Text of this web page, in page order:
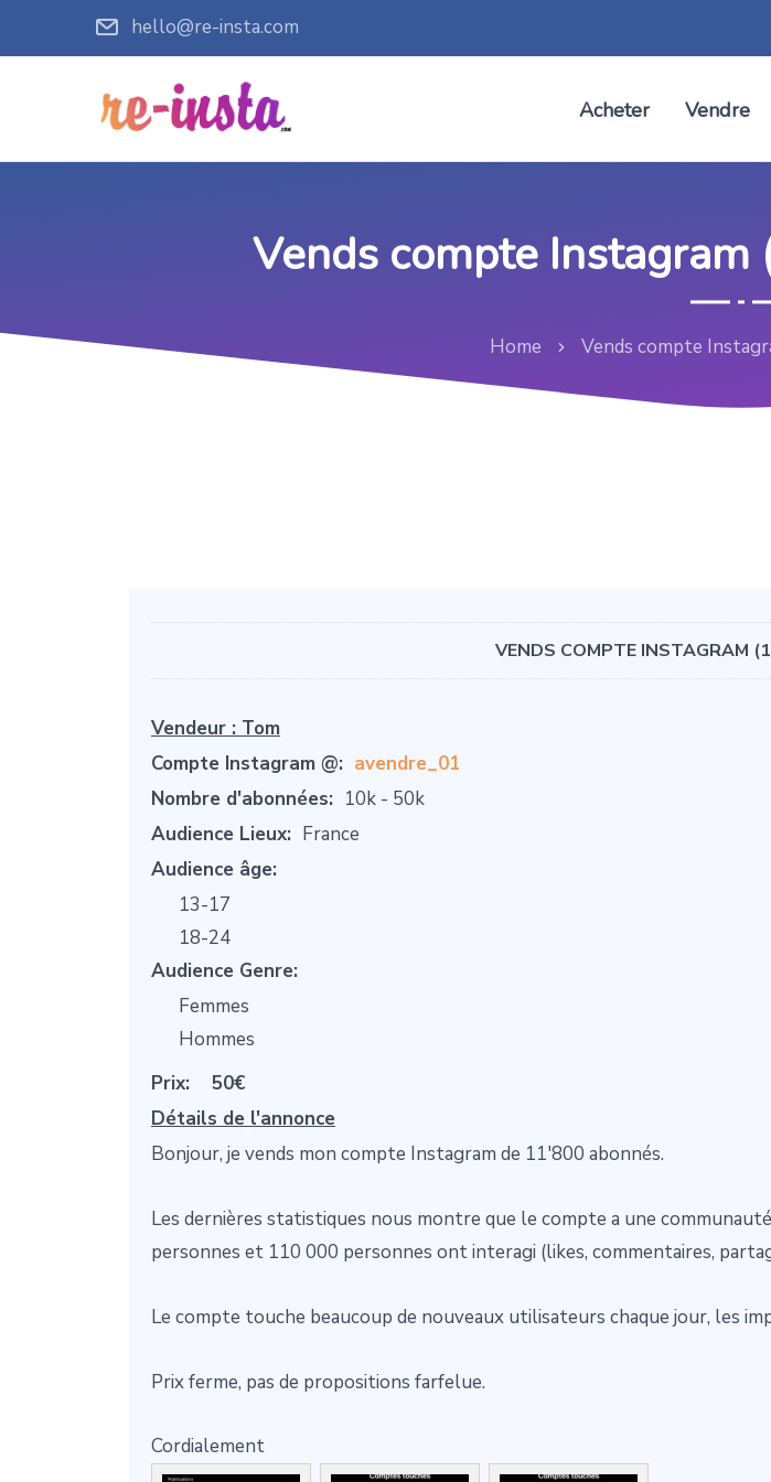
hello@re-insta.com
Acheter Vendre
Vends compte Instagram
Home Vends compte
VENDS COMPTE INSTAGRAM
Vendeur : Tom
Compte Instagram @: avendre_01
Nombre d'abonnées: 10k - 50k
Audience Lieux: France
Audience âge:
13-17
18-24
Audience Genre:
Femmes
Hommes
Prix:
50€
Détails de l'annonce
Bonjour, je vends mon compte Instagram de 11'800 abonnés.
Les dernières statistiques nous montre que le compte a une
personnes et 110 000 personnes ont interagi (likes, commentaires,
Le compte touche beaucoup de nouveaux utilisateurs chaque jour, les
Prix ferme, pas de propositions farfelue.
Cordialement